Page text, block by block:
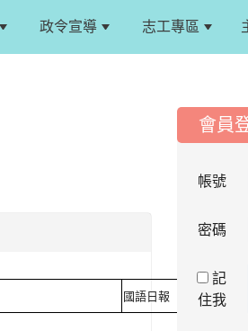
政令宣導 志工專區
國語日報
::: 會員
帳號
密碼
記
住我
2026-
小游泳
表選手
2026-
115
服務
2026-
115